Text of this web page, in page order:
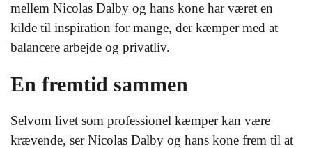
mellem Nicolas Dalby og hans kone har været en
kilde til inspiration for mange, der kæmper med at
balancere arbejde og privatliv.
En fremtid sammen
Selvom livet som professionel kæmper kan være
krævende, ser Nicolas Dalby og hans kone frem til at